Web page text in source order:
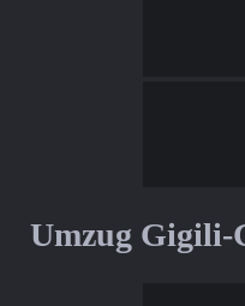
Umzug Gigili-